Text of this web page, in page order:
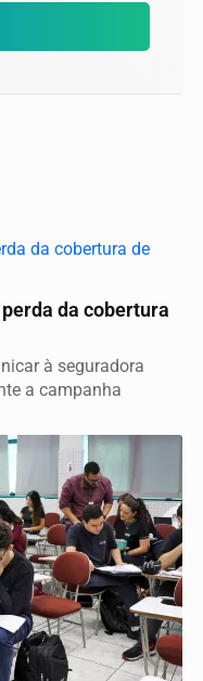
da cobertura
à seguradora
a campanha